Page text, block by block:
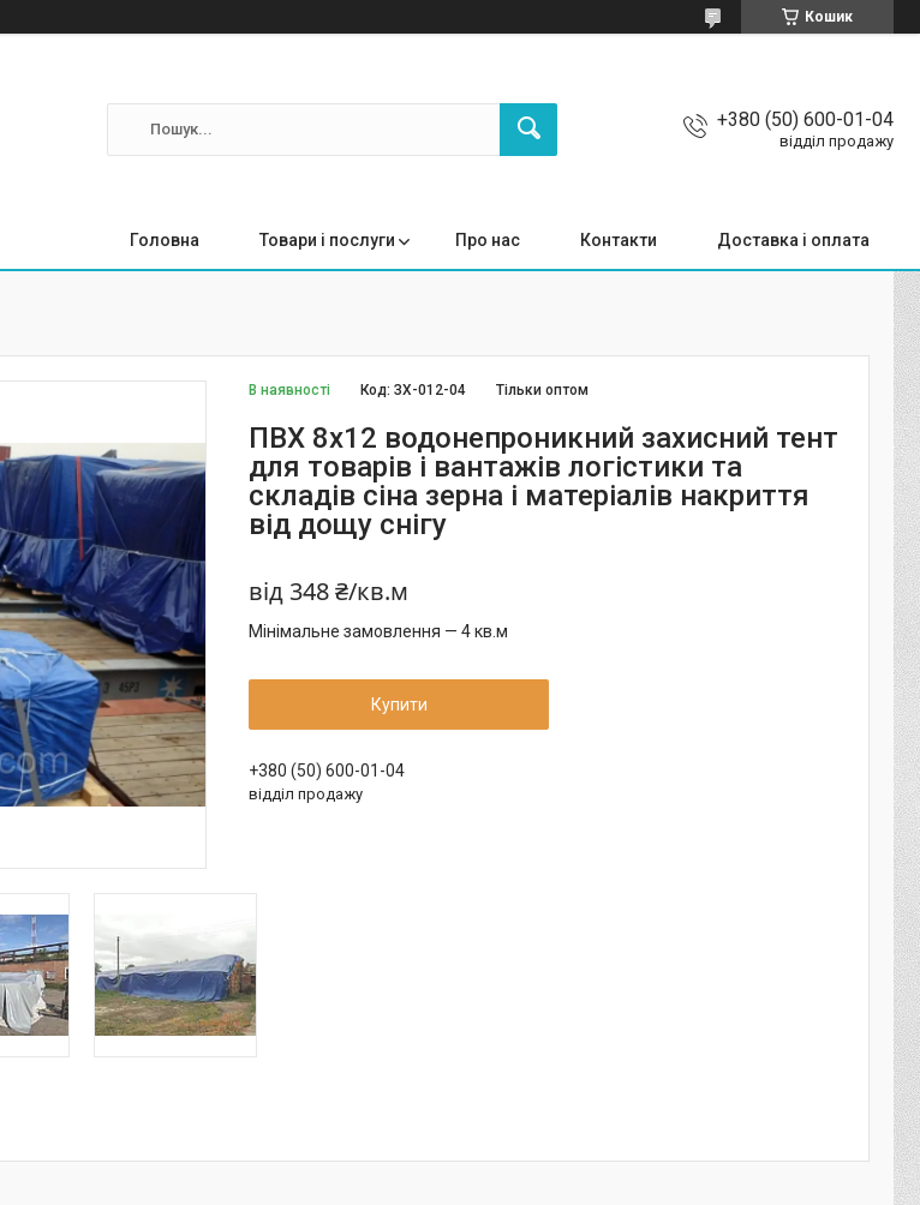
Кошик
+380 (50) 600-01-04
відділ продажу
Головна Товари і послуги Про нас Контакти Доставка і оплата
В наявності Тільки оптом
Код:ЗХ-012-04
ПВХ 8х12 водонепроникний захисний тент
для товарів і вантажів логістики та
складів сіна зерна і матеріалів накриття
від дощу снігу
від 348 ₴/кв.м
Мінімальне замовлення — 4 кв.м
Купити
+380 (50) 600-01-04
відділ продажу